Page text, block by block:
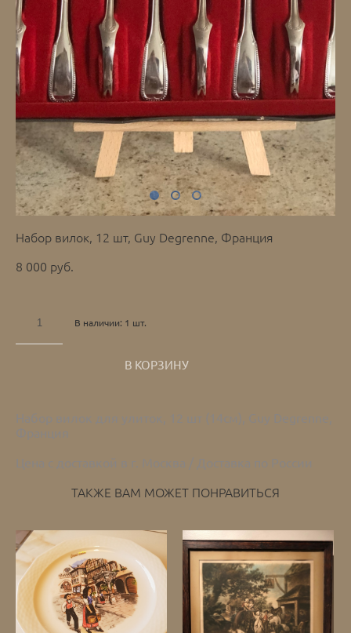
Набор вилок, 12 шт, Guy Degrenne, Франция
8 000 pуб.
В наличии: 1 шт.
В КОРЗИНУ
Набор вилок для улиток, 12 шт (14см), Guy Degrenne,
Франция
Цена с доставкой в г. Москва / Доставка по России
ТАКЖЕ ВАМ МОЖЕТ ПОНРАВИТЬСЯ